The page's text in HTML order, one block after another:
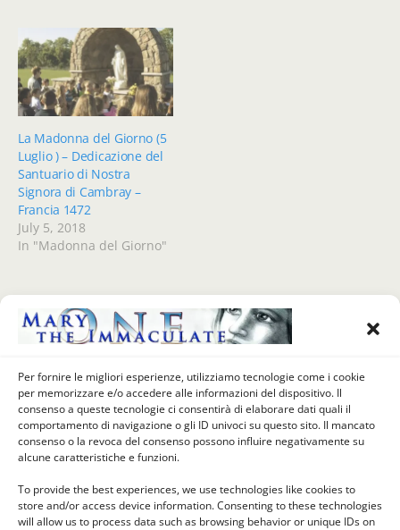
Per fornire le migliori esperienze, utilizziamo tecnologie come i cookie
per memorizzare e/o accedere alle informazioni del dispositivo. Il
consenso a queste tecnologie ci consentirà di elaborare dati quali il
comportamento di navigazione o gli ID univoci su questo sito. Il mancato
consenso o la revoca del consenso possono influire negativamente su
alcune caratteristiche e funzioni.
To provide the best experiences, we use technologies like cookies to
store and/or access device information. Consenting to these technologies
will allow us to process data such as browsing behavior or unique IDs on
La Madonna del Giorno (5
Luglio ) – Dedicazione del
Santuario di Nostra
Signora di Cambray –
Francia 1472
July 5, 2018
In "Madonna del Giorno"
Previous Post
La Madonna Del Giorno (8
Luglio 1519) - Madonna
Della Neve Di Adro, Adro,
Brescia, Italia
La Madonna Del Giorno (11
Luglio 1536) - MADONNA DEL
CARMINE, Combarbio Di
Anghiari, Arezzo, Italia
(ver.2)
Back to top